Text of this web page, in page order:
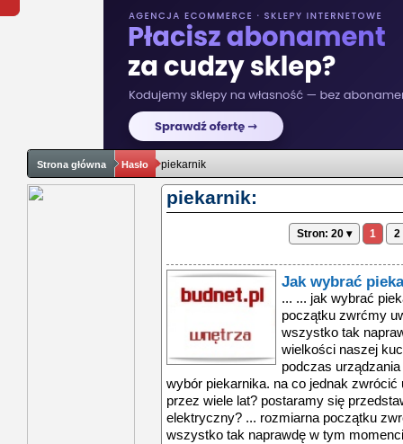
Strona główna Hasło piekarnik
piekarnik:
Stron: 20 ▾ 1 2
Jak wybrać
... ... jak wybrać
początku zwrćmy
wszystko tak
wielkości naszej
podczas
wybór piekarnika. na co jednak
przez wiele lat? postaramy się
elektryczny? ... rozmiarna początku
wszystko tak naprawdę w tym